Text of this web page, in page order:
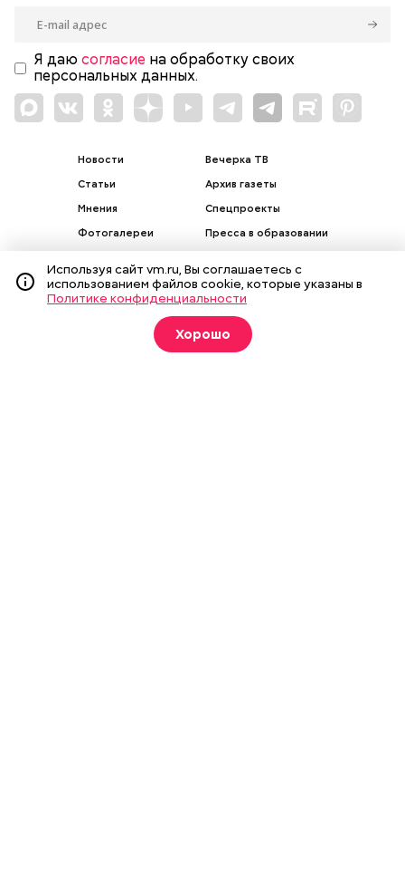
Я даю согласие на обработку своих
персональных данных.
Новости
Статьи
Мнения
Фотогалереи
Вечерка ТВ
Архив газеты
Спецпроекты
Пресса в образовании
Подписка на печатные
Используя сайт vm.ru, Вы соглашаетесь с
использованием файлов cookie, которые указаны в
Политике конфиденциальности
Хорошо